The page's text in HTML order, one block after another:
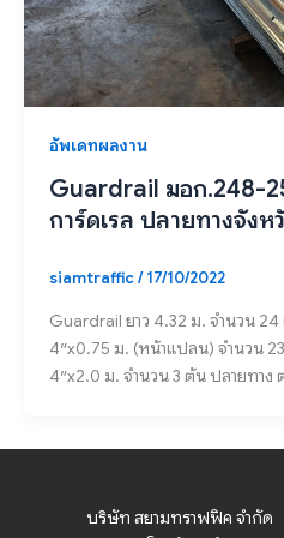
อัพเดทผลงาน
Guardrail มอก.248-
การ์ดเรล ปลายทางจังห
siamtraffic/17/10/2022
Guardrail ยาว 4.32 ม. จำนวน
4″x0.75 ม. (หน้าแปลน) จำนวน
4″x2.0 ม. จำนวน 3 ต้น ปลายทาง
บริษัท สยามทราฟฟิค จำกัด